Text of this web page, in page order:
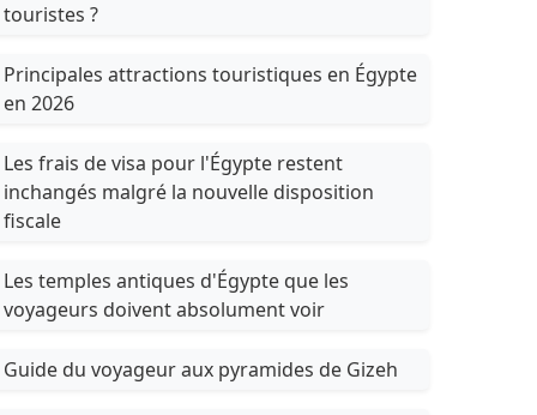
touristes ?
Principales attractions touristiques en Égypte
en 2026
Les frais de visa pour l'Égypte restent
inchangés malgré la nouvelle disposition
fiscale
Les temples antiques d'Égypte que les
voyageurs doivent absolument voir
Guide du voyageur aux pyramides de Gizeh